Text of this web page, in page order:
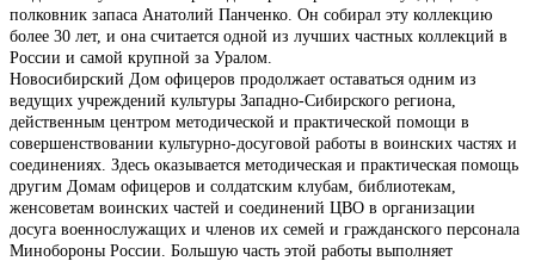
полковник запаса Анатолий Панченко. Он собирал эту коллекцию
более 30 лет, и она считается одной из лучших частных коллекций в
России и самой крупной за Уралом.
Новосибирский Дом офицеров продолжает оставаться одним из
ведущих учреждений культуры Западно-Сибирского региона,
действенным центром методической и практической помощи в
совершенствовании культурно-досуговой работы в воинских частях и
соединениях. Здесь оказывается методическая и практическая помощь
другим Домам офицеров и солдатским клубам, библиотекам,
женсоветам воинских частей и соединений ЦВО в организации
досуга военнослужащих и членов их семей и гражданского персонала
Минобороны России. Большую часть этой работы выполняет